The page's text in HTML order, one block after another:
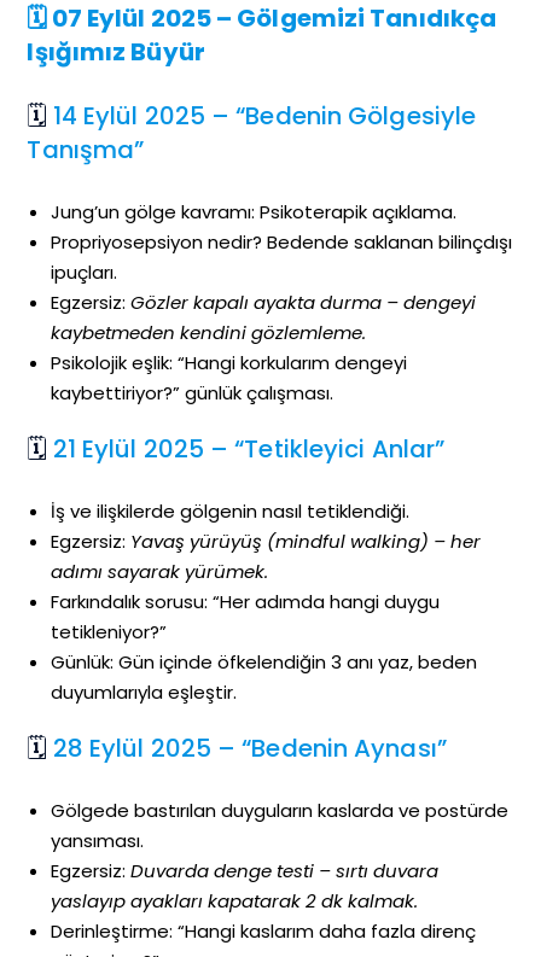
🗓 07 Eylül 2025 – Gölgemizi Tanıdıkça
Işığımız Büyür
🗓 14 Eylül 2025 – “Bedenin Gölgesiyle
Tanışma”
Jung’un gölge kavramı: Psikoterapik açıklama.
Propriyosepsiyon nedir? Bedende saklanan bilinçdışı
ipuçları.
Egzersiz:Gözler kapalı ayakta durma – dengeyi
kaybetmeden kendini gözlemleme.
Psikolojik eşlik: “Hangi korkularım dengeyi
kaybettiriyor?” günlük çalışması.
🗓 21 Eylül 2025 – “Tetikleyici Anlar”
İş ve ilişkilerde gölgenin nasıl tetiklendiği.
Egzersiz: Yavaş yürüyüş (mindful walking) – her
adımı sayarak yürümek.
Farkındalık sorusu: “Her adımda hangi duygu
tetikleniyor?”
Günlük: Gün içinde öfkelendiğin 3 anı yaz, beden
duyumlarıyla eşleştir.
🗓 28 Eylül 2025 – “Bedenin Aynası”
Gölgede bastırılan duyguların kaslarda ve postürde
yansıması.
Egzersiz:Duvarda denge testi – sırtı duvara
yaslayıp ayakları kapatarak 2 dk kalmak.
Derinleştirme: “Hangi kaslarım daha fazla direnç